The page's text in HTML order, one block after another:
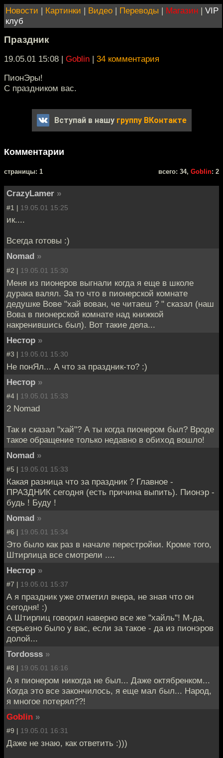
Новости | Картинки | Видео | Переводы | Магазин | VIP
клуб
Праздник
19.05.01 15:08 | Goblin | 34 комментария
ПионЭры!
С праздником вас.
Вступай в нашу группу ВКонтакте
Комментарии
cтраницы: 1 всего: 34, Goblin: 2
CrazyLamer »
#1 | 19.05.01 15:25
ик....
Всегда готовы :)
Nomad »
#2 | 19.05.01 15:30
Меня из пионеров выгнали когда я еще в школе
дурака валял. За то что в пионерской комнате
дедушке Вове "хай вован, че читаеш ? " сказал (наш
Вова в пионерской комнате над книжкой
накренившись был). Вот такие дела...
Нестор »
#3 | 19.05.01 15:30
Не понЯл... А что за праздник-то? :)
Нестор »
#4 | 19.05.01 15:33
2 Nomad
Так и сказал "хай"? А ты когда пионером был? Вроде
такое обращение только недавно в обиход вошло!
Nomad »
#5 | 19.05.01 15:33
Какая разница что за праздник ? Главное -
ПРАЗДНИК сегодня (есть причина выпить). Пионэр -
будь ! Буду !
Nomad »
#6 | 19.05.01 15:34
Это было как раз в начале перестройки. Кроме того,
Штирлица все смотрели ....
Нестор »
#7 | 19.05.01 15:37
А я праздник уже отметил вчера, не зная что он
сегодня! :)
А Штирлиц говорил наверно все же "хайль"! М-да,
серьезно было у вас, если за такое - да из пионэров
долой...
Tordosss »
#8 | 19.05.01 16:16
А я пионером никогда не был... Даже октябренком...
Когда это все закончилось, я еще мал был... Народ,
я многое потерял??!
Goblin »
#9 | 19.05.01 16:31
Даже не знаю, как ответить :)))